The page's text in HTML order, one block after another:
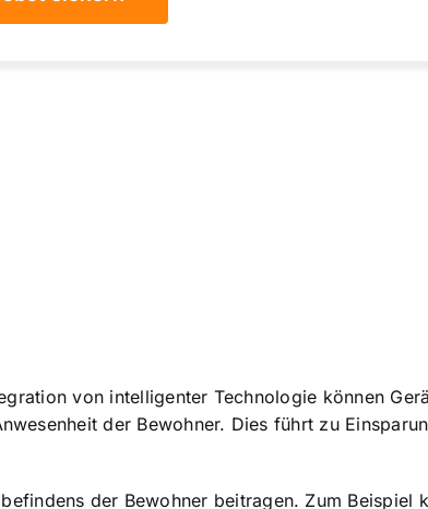
von intelligenter Technologie können
der Bewohner. Dies führt zu
der Bewohner beitragen. Zum Beispiel